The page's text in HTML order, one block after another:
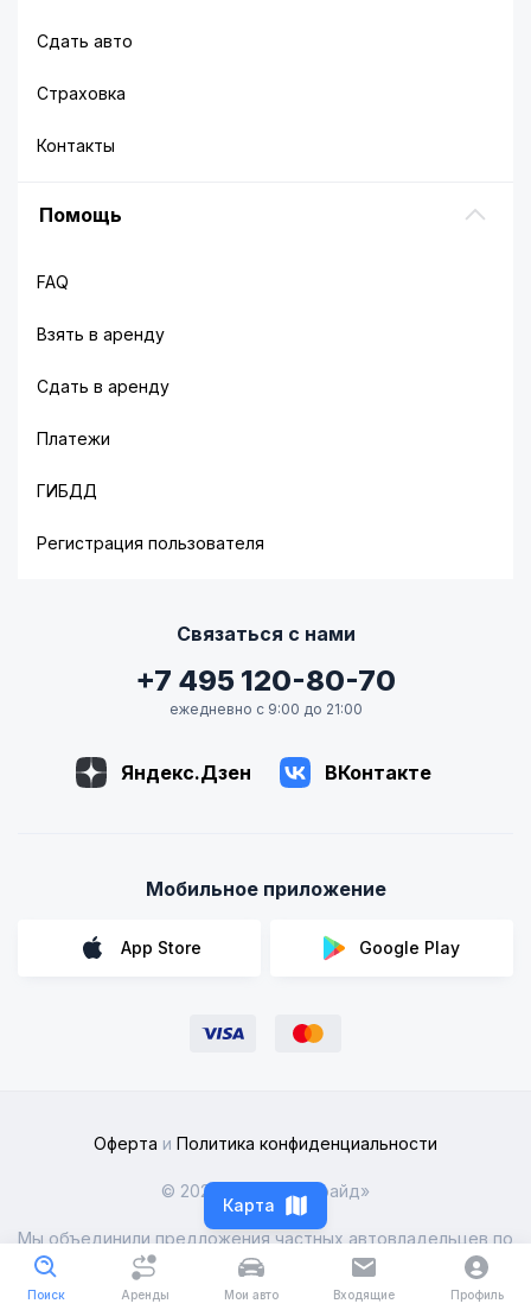
Сдать авто
Страховка
Контакты
Помощь
FAQ
Взять в аренду
Сдать в аренду
Платежи
ГИБДД
Регистрация пользователя
Связаться с нами
+7 495 120-80-70
ежедневно с 9:00 до 21:00
Яндекс.Дзен ВКонтакте
Мобильное приложение
App Store Google Play
Оферта и Политика конфиденциальности
© 2026 ООО «Рентрайд»
Мы объединили предложения частных автовладельцев по
всей России
Поиск Аренды Мои авто Входящие Профиль
Карта